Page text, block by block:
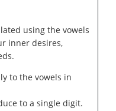
using the vowels
inner desires,
to the vowels in
to a single digit.